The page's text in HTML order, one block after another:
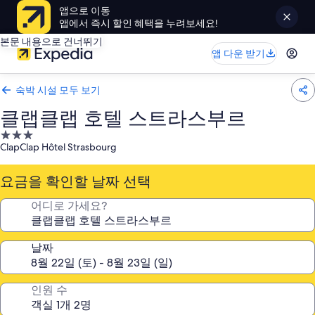
앱으로 이동
앱에서 즉시 할인 혜택을 누려보세요!
본문 내용으로 건너뛰기
앱 다운 받기
숙박 시설 모두 보기
클랩클랩 호텔 스트라스부르
3.0
성
급
숙
박
설
ClapClap Hôtel Strasbourg
요금을 확인할 날짜 선택
어디로 가세요?
날짜
인원 수